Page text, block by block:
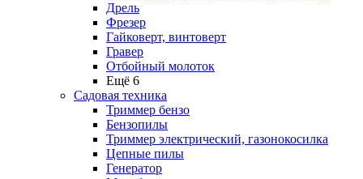
Дрель
Фрезер
Гайковерт, винтоверт
Гравер
Отбойный молоток
Ещё 6
Садовая техника
Триммер бензо
Бензопилы
Триммер электрический, газонокосилка
Цепные пилы
Генератор